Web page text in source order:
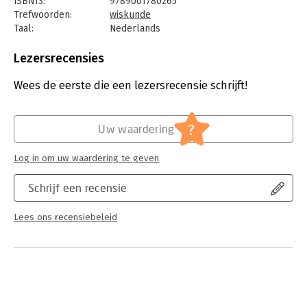
Trefwoorden:
wiskunde
Taal:
Nederlands
Aantal pagina's:
Druk:
1
Wetenschap en techniek
Lezersrecensies
Wees de eerste die een lezersrecensie schrijft!
Schrijf een recensie
Lees ons recensiebeleid
Uw waardering ?
Log in om uw waardering te geven